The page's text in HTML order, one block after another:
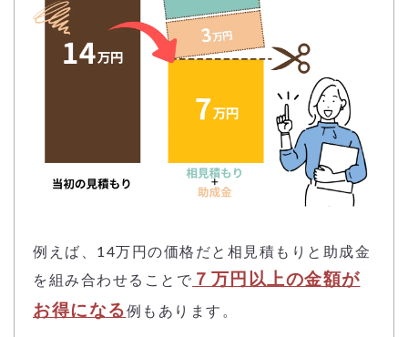
例えば、14万円の価格だと相見積もりと助成金
を組み合わせることで ７万円以上の金額が
お得になる例もあります。